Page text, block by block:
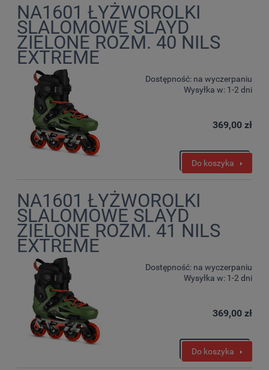
NA1601 ŁYŻWOROLKI
SLALOMOWE SLAYD
ZIELONE ROZM. 40 NILS
EXTREME
Dostępność: na wyczerpaniu
Wysyłka w: 1-2 dni
369,00 zł
Do koszyka
NA1601 ŁYŻWOROLKI
SLALOMOWE SLAYD
ZIELONE ROZM. 41 NILS
EXTREME
Dostępność: na wyczerpaniu
Wysyłka w: 1-2 dni
369,00 zł
Do koszyka